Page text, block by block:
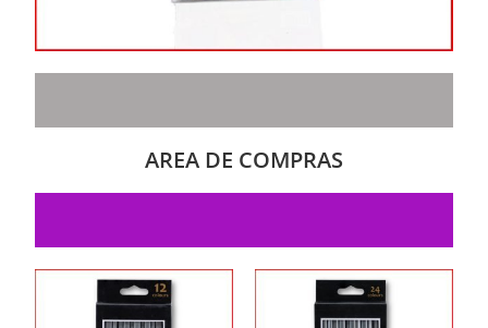
AREA DE COMPRAS